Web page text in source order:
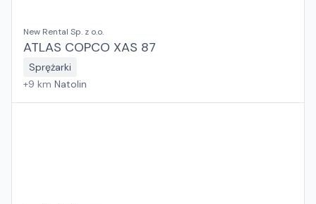
New Rental Sp. z o.o.
ATLAS COPCO XAS 87
Sprężarki
+9 km Natolin